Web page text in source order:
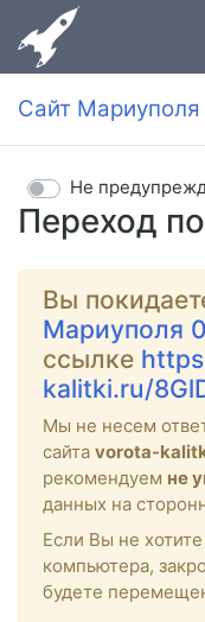
Сайт
Переход
Не
Вы
Мариуполя
ссылке
kalitki.ru/
Мы не несем
сайта vorota-
рекомендуем не
данных на
Если Вы не
компьютера,
будете